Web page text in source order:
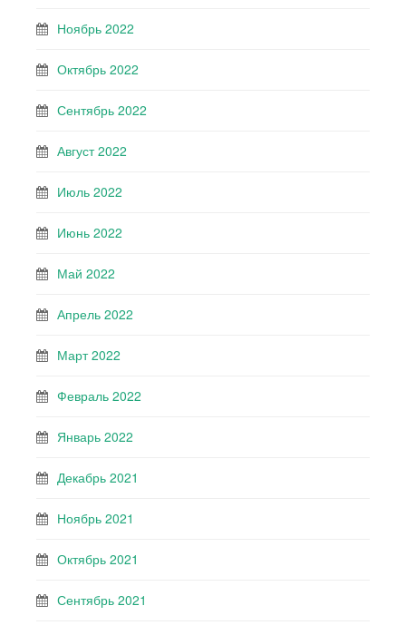
Ноябрь 2022
Октябрь 2022
Сентябрь 2022
Август 2022
Июль 2022
Июнь 2022
Май 2022
Апрель 2022
Март 2022
Февраль 2022
Январь 2022
Декабрь 2021
Ноябрь 2021
Октябрь 2021
Сентябрь 2021